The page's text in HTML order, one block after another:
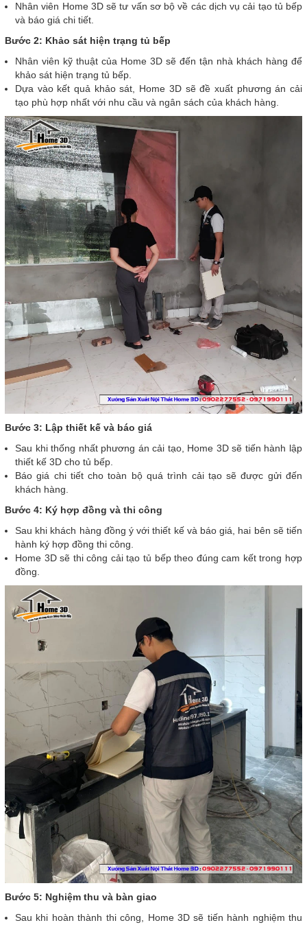
Nhân viên Home 3D sẽ tư vấn sơ bộ về các dịch vụ cải tạo tủ bếp
và báo giá chi tiết.
Bước 2: Khảo sát hiện trạng tủ bếp
Nhân viên kỹ thuật của Home 3D sẽ đến tận nhà khách hàng để
khảo sát hiện trạng tủ bếp.
Dựa vào kết quả khảo sát, Home 3D sẽ đề xuất phương án cải
tạo phù hợp nhất với nhu cầu và ngân sách của khách hàng.
Bước 3: Lập thiết kế và báo giá
Sau khi thống nhất phương án cải tạo, Home 3D sẽ tiến hành lập
thiết kế 3D cho tủ bếp.
Báo giá chi tiết cho toàn bộ quá trình cải tạo sẽ được gửi đến
khách hàng.
Bước 4: Ký hợp đồng và thi công
Sau khi khách hàng đồng ý với thiết kế và báo giá, hai bên sẽ tiến
hành ký hợp đồng thi công.
Home 3D sẽ thi công cải tạo tủ bếp theo đúng cam kết trong hợp
đồng.
Bước 5: Nghiệm thu và bàn giao
Sau khi hoàn thành thi công, Home 3D sẽ tiến hành nghiệm thu